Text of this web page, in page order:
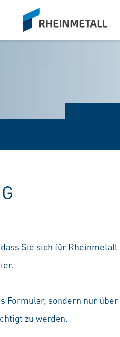
siteLogo
Sie sich für
.
Formular, sondern nur
zu werden.